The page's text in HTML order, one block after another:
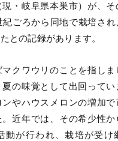
・岐阜県本巣市）が、そ
紀ごろから同地で栽培さ
との記録があります。
クワウリのことを指しま
の味覚として出回ってい
ンやハウスメロンの増加
近年では、その希少性か
動が行われ、栽培が受け